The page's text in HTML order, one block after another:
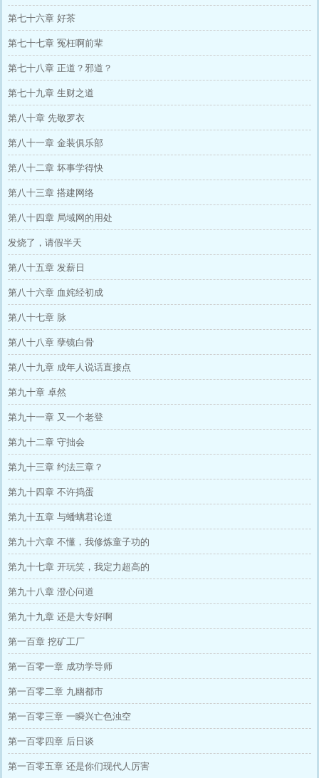
第七十六章 好茶
第七十七章 冤枉啊前辈
第七十八章 正道？邪道？
第七十九章 生财之道
第八十章 先敬罗衣
第八十一章 金装俱乐部
第八十二章 坏事学得快
第八十三章 搭建网络
第八十四章 局域网的用处
发烧了，请假半天
第八十五章 发薪日
第八十六章 血姹经初成
第八十七章 脉
第八十八章 孽镜白骨
第八十九章 成年人说话直接点
第九十章 卓然
第九十一章 又一个老登
第九十二章 守拙会
第九十三章 约法三章？
第九十四章 不许捣蛋
第九十五章 与蟠螭君论道
第九十六章 不懂，我修炼童子功的
第九十七章 开玩笑，我定力超高的
第九十八章 澄心问道
第九十九章 还是大专好啊
第一百章 挖矿工厂
第一百零一章 成功学导师
第一百零二章 九幽都市
第一百零三章 一瞬兴亡色浊空
第一百零四章 后日谈
第一百零五章 还是你们现代人厉害